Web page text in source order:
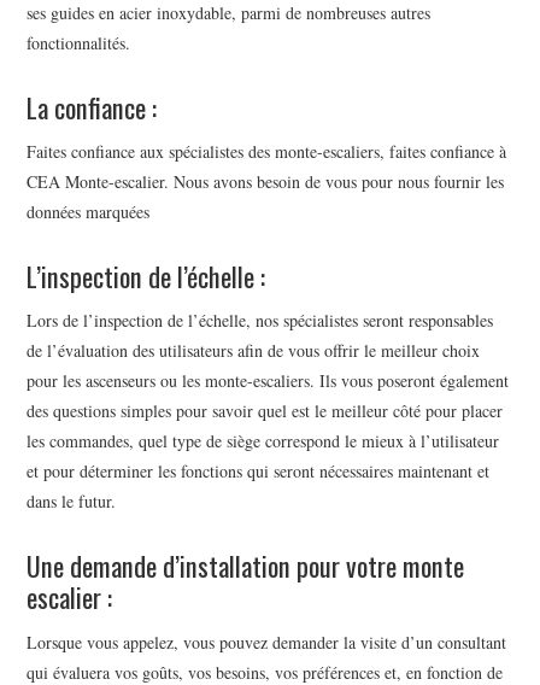
ses guides en acier inoxydable, parmi de nombreuses autres
fonctionnalités.
La confiance :
Faites confiance aux spécialistes des monte-escaliers, faites confiance à
CEA Monte-escalier. Nous avons besoin de vous pour nous fournir les
données marquées
L’inspection de l’échelle :
Lors de l’inspection de l’échelle, nos spécialistes seront responsables
de l’évaluation des utilisateurs afin de vous offrir le meilleur choix
pour les ascenseurs ou les monte-escaliers. Ils vous poseront également
des questions simples pour savoir quel est le meilleur côté pour placer
les commandes, quel type de siège correspond le mieux à l’utilisateur
et pour déterminer les fonctions qui seront nécessaires maintenant et
dans le futur.
Une demande d’installation pour votre monte
escalier :
Lorsque vous appelez, vous pouvez demander la visite d’un consultant
qui évaluera vos goûts, vos besoins, vos préférences et, en fonction de